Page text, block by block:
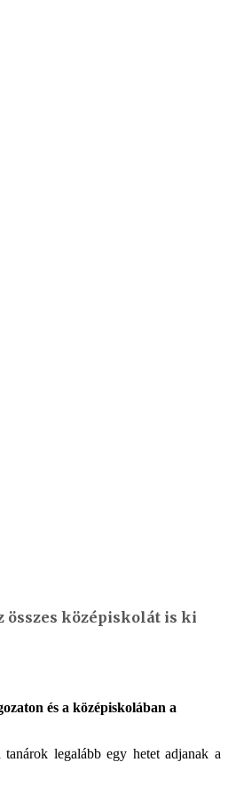
összes középiskolát is ki
és a középiskolában a
legalább egy hetet adjanak a